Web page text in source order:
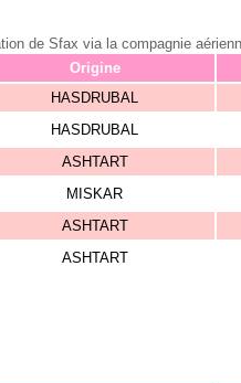
de Sfax via la compagnie
Origine
HASDRUBAL
HASDRUBAL
ASHTART
MISKAR
ASHTART
ASHTART